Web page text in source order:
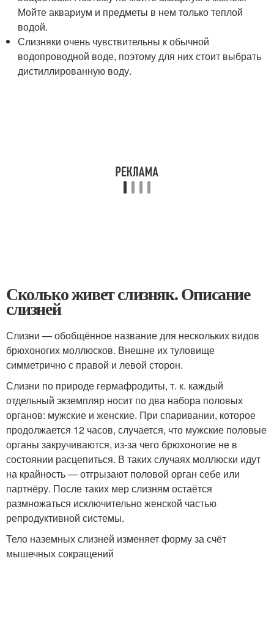
Мойте аквариум и предметы в нем только теплой
водой.
Слизняки очень чувствительны к обычной
водопроводной воде, поэтому для них стоит выбрать
дистиллированную воду.
Сколько живет слизняк. Описание
слизней
Слизни — обобщённое название для нескольких видов
брюхоногих моллюсков. Внешне их туловище
симметрично с правой и левой сторон.
Слизни по природе гермафродиты, т. к. каждый
отдельный экземпляр носит по два набора половых
органов: мужские и женские. При спаривании, которое
продолжается 12 часов, случается, что мужские половые
органы закручиваются, из-за чего брюхоногие не в
состоянии расцепиться. В таких случаях моллюски идут
на крайность — отгрызают половой орган себе или
партнёру. После таких мер слизням остаётся
размножаться исключительно женской частью
репродуктивной системы.
Тело наземных слизней изменяет форму за счёт
мышечных сокращений